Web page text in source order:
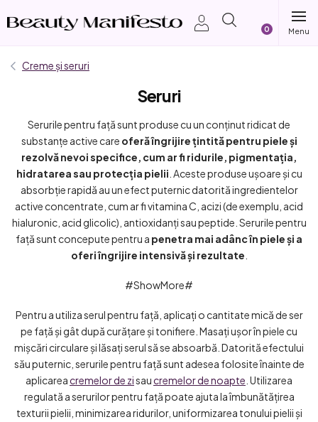
Creme și seruri
Seruri
Serurile pentru față sunt produse cu un conținut ridicat de
substanțe active care oferă îngrijire țintită pentru piele și
rezolvă nevoi specifice, cum ar fi ridurile, pigmentația,
hidratarea sau protecția pielii . Aceste produse ușoare și cu
absorbție rapidă au un efect puternic datorită ingredientelor
active concentrate, cum ar fi vitamina C, acizi (de exemplu, acid
hialuronic, acid glicolic), antioxidanți sau peptide. Serurile pentru
față sunt concepute pentru a penetra mai adânc în piele și a
oferi îngrijire intensivă și rezultate
#ShowMore#
Pentru a utiliza serul pentru față, aplicați o cantitate mică de ser
pe față și gât după curățare și tonifiere. Masați ușor în piele cu
mișcări circulare și lăsați serul să se absoarbă. Datorită efectului
său puternic, serurile pentru față sunt adesea folosite înainte de
aplicareacremelor de zisaucremelor de noapte . Utilizarea
regulată a serurilor pentru față poate ajuta la îmbunătățirea
texturii pielii, minimizarea ridurilor, uniformizarea tonului pielii și